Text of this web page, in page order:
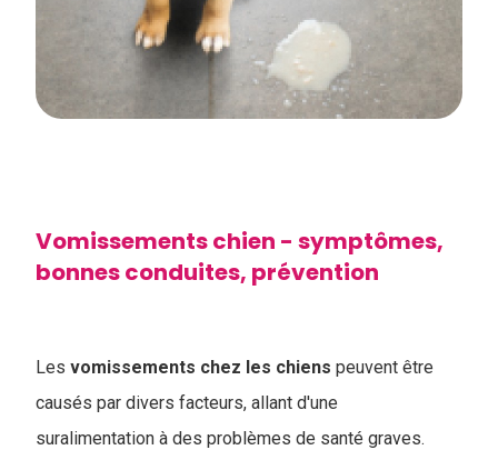
Vomissements chien - symptômes,
bonnes conduites, prévention
Les vomissements chez les chiens peuvent être
causés par divers facteurs, allant d'une
suralimentation à des problèmes de santé graves.